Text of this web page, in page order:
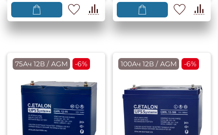
75Ач 12В / AGM -6% 100Ач 12В / AGM -6%